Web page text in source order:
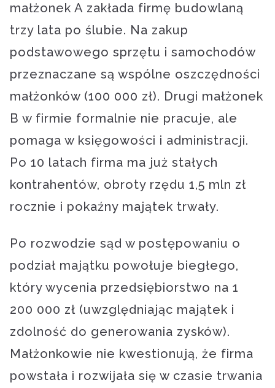
małżonek A zakłada firmę budowlaną
trzy lata po ślubie. Na zakup
podstawowego sprzętu i samochodów
przeznaczane są wspólne oszczędności
małżonków (100 000 zł). Drugi małżonek
B w firmie formalnie nie pracuje, ale
pomaga w księgowości i administracji.
Po 10 latach firma ma już stałych
kontrahentów, obroty rzędu 1,5 mln zł
rocznie i pokaźny majątek trwały.
Po rozwodzie sąd w postępowaniu o
podział majątku powołuje biegłego,
który wycenia przedsiębiorstwo na 1
200 000 zł (uwzględniając majątek i
zdolność do generowania zysków).
Małżonkowie nie kwestionują, że firma
powstała i rozwijała się w czasie trwania